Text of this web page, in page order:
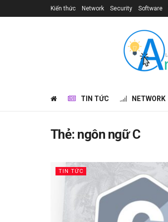
Kiến thức Network Security Software
TIN TỨC NETWORK
Thẻ: ngôn ngữ C
TIN TỨC